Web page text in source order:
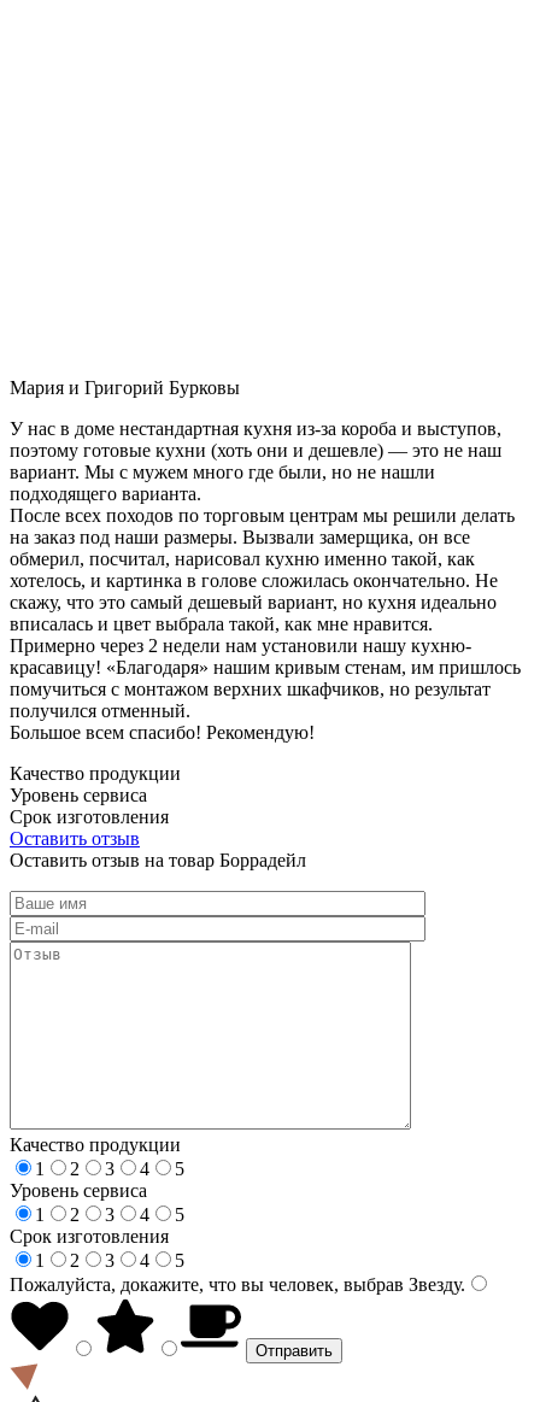
Мария и Григорий Бурковы
У нас в доме нестандартная кухня из-за короба и выступов,
поэтому готовые кухни (хоть они и дешевле) — это не наш
вариант. Мы с мужем много где были, но не нашли
подходящего варианта.
После всех походов по торговым центрам мы решили делать
на заказ под наши размеры. Вызвали замерщика, он все
обмерил, посчитал, нарисовал кухню именно такой, как
хотелось, и картинка в голове сложилась окончательно. Не
скажу, что это самый дешевый вариант, но кухня идеально
вписалась и цвет выбрала такой, как мне нравится.
Примерно через 2 недели нам установили нашу кухню-
красавицу! «Благодаря» нашим кривым стенам, им пришлось
помучиться с монтажом верхних шкафчиков, но результат
получился отменный.
Большое всем спасибо! Рекомендую!
Качество продукции
Уровень сервиса
Срок изготовления
Оставить отзыв
Оставить отзыв на товар Боррадейл
Качество продукции
1
2 3 4
5
Уровень сервиса
1
2 3 4
5
Срок изготовления
1
2 3 4
5
Пожалуйста, докажите, что вы человек, выбрав Звезду.